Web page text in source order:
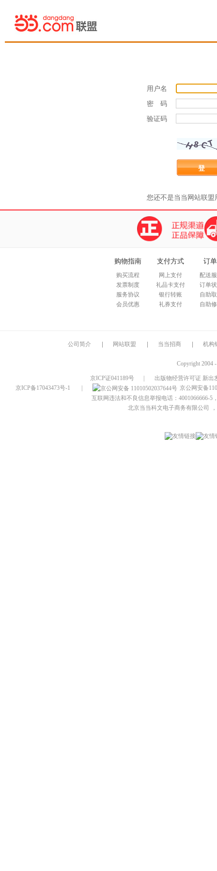
用户名
密 码
验证码
登
您还不是当当网站联盟
购物指南
购买流程
发票制度
服务协议
会员优惠
支付方式
网上支付
礼品卡支付
银行转账
礼券支付
订
配送
订单
自助
自助
公司简介 网站联盟 当当招商 机构
Copyright 2004
京ICP证041189号
出版物经营许可证 新出
京ICP备17043473号-1
京公网安备
互联网违法和不良信息举报电话：4001066666-5
北京当当科文电子商务有限公司